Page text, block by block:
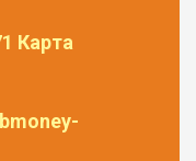
Карта